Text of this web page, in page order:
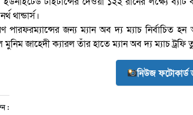
থান্ডার্স।
পারফরম্যান্সের জন্য ম্যান অব দ্য ম্যাচ নির্বাচিত
জাহেদী ক্যারল তাঁর হাতে ম্যান অব দ্য ম্যাচ ট্রফি
নিউজ
: